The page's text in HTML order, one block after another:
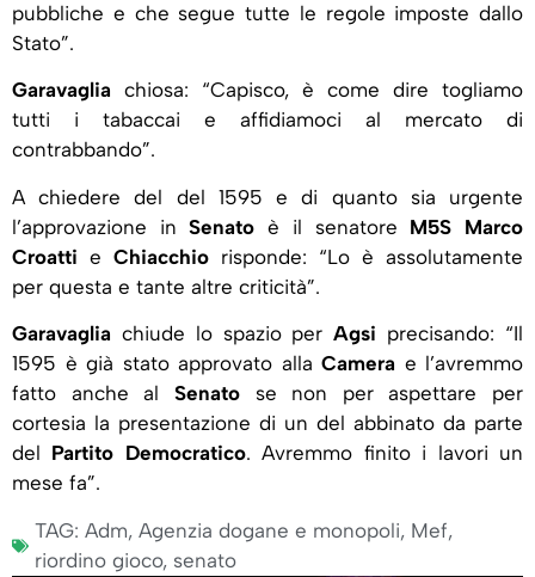
pubbliche e che segue tutte le regole imposte dallo
Stato”.
Garavaglia chiosa: “Capisco, è come dire togliamo
tutti i tabaccai e affidiamoci al mercato di
contrabbando”.
A chiedere del del 1595 e di quanto sia urgente
l’approvazione inSenato è il senatore M5S Marco
Croatti e Chiacchio risponde: “Lo è assolutamente
per questa e tante altre criticità”.
Garavaglia chiude lo spazio perAgsi precisando: “Il
1595 è già stato approvato alla Camera e l’avremmo
fatto anche al Senatose non per aspettare per
cortesia la presentazione di un del abbinato da parte
del Partito Democratico. Avremmo finito i lavori un
mese fa”.
TAG: Adm, Agenzia dogane e monopoli, Mef,
riordino gioco, senato